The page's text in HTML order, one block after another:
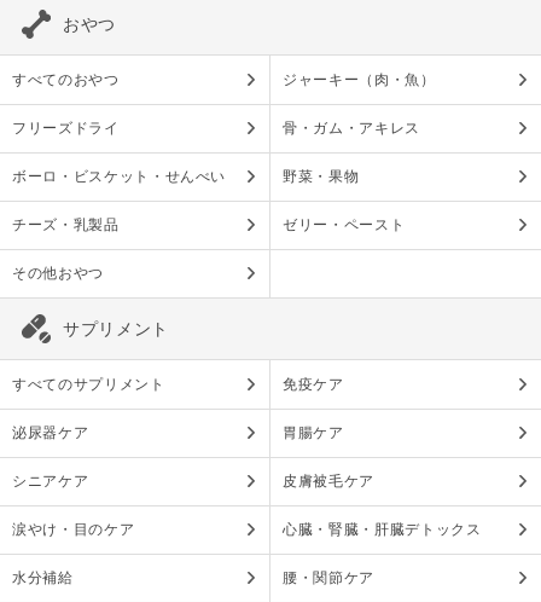
おやつ
すべてのおやつ ジャーキー（肉・魚）
フリーズドライ 骨・ガム・アキレス
ボーロ・ビスケット・せんべい 野菜・果物
チーズ・乳製品 ゼリー・ペースト
その他おやつ
サプリメント
すべてのサプリメント 免疫ケア
泌尿器ケア 胃腸ケア
シニアケア 皮膚被毛ケア
涙やけ・目のケア 心臓・腎臓・肝臓デトックス
水分補給 腰・関節ケア